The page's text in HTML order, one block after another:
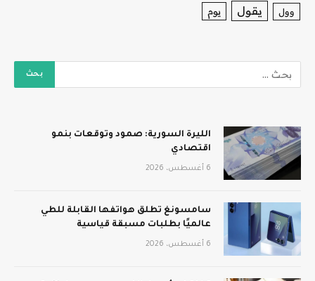
وول يقول يوم
الليرة السورية: صمود وتوقعات بنمو
اقتصادي
6 أغسطس، 2026
سامسونغ تطلق هواتفها القابلة للطي
عالميًا بطلبات مسبقة قياسية
6 أغسطس، 2026